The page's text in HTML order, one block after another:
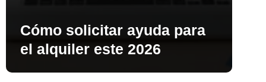
Cómo solicitar ayuda para
el alquiler este 2026